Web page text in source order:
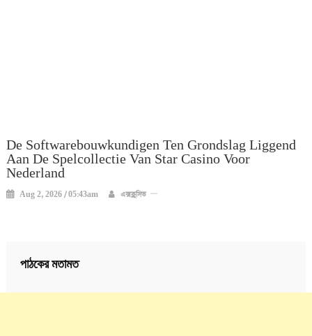
De Softwarebouwkundigen Ten Grondslag Liggend
Aan De Spelcollectie Van Star Casino Voor
Nederland
Aug 2, 2026 / 05:43am এক্সক্লুসিভ
পাঠকের মতামত